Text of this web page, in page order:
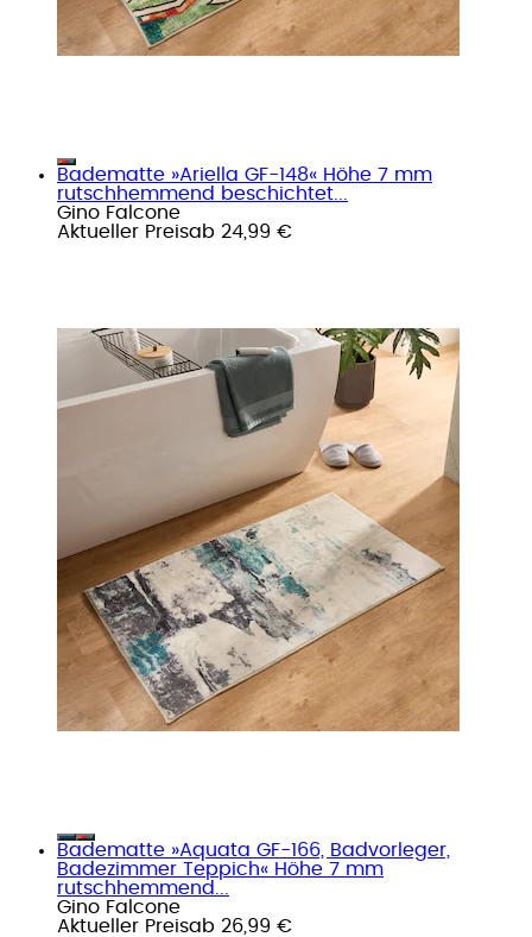
Badematte »Ariella GF-148« Höhe 7 mm
rutschhemmend beschichtet...
Gino Falcone
Aktueller Preisab 24,99 €
Badematte »Aquata GF-166, Badvorleger,
Badezimmer Teppich« Höhe 7 mm
rutschhemmend...
Gino Falcone
Aktueller Preisab 26,99 €